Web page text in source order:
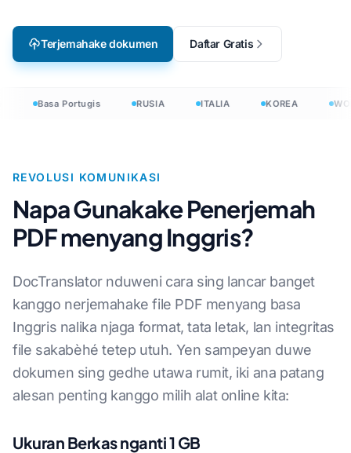
Terjemahake dokumen Daftar Gratis
Basa Portugis RUSIA ITALIA KOREA
REVOLUSI KOMUNIKASI
Napa Gunakake Penerjemah
PDF menyang Inggris?
DocTranslator nduweni cara sing lancar banget
kanggo nerjemahake file PDF menyang basa
Inggris nalika njaga format, tata letak, lan integritas
file sakabèhé tetep utuh. Yen sampeyan duwe
dokumen sing gedhe utawa rumit, iki ana patang
alesan penting kanggo milih alat online kita:
Ukuran Berkas nganti 1 GB